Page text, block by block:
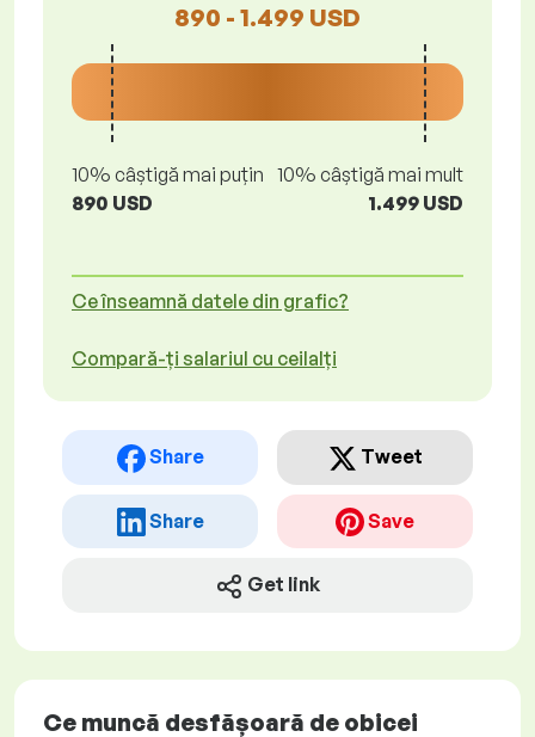
890 - 1.499 USD
10% câștigă mai puțin
890 USD
10% câștigă mai mult
1.499 USD
Ce înseamnă datele din grafic?
Compară-ți salariul cu ceilalți
Share Tweet
Share Save
Get link
Ce muncă desfășoară de obicei